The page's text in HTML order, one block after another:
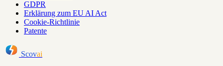
GDPR
Erklärung zum EU AI Act
Cookie-Richtlinie
Patente
Scovai